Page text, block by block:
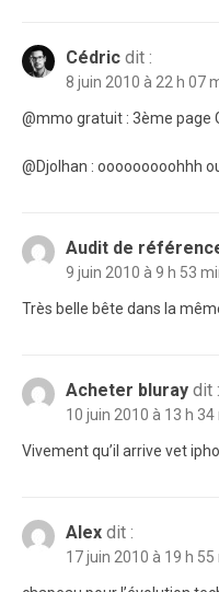
Cédric dit :
8 juin 2010 à 22 h 07
@mmo gratuit : 3ème page
@Djolhan : ooooooooohhh
Audit de
9 juin 2010 à 9 h 53
Très belle bête dans la
Acheter bluray dit :
10 juin 2010 à 13 h 34
Vivement qu’il arrive vet
Alex dit :
17 juin 2010 à 19 h 55